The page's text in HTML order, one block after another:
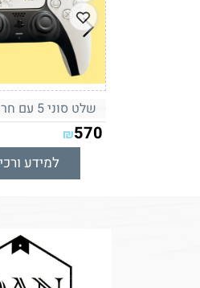
שלט סוני 5 עם חריטה אישית
₪570
למידע